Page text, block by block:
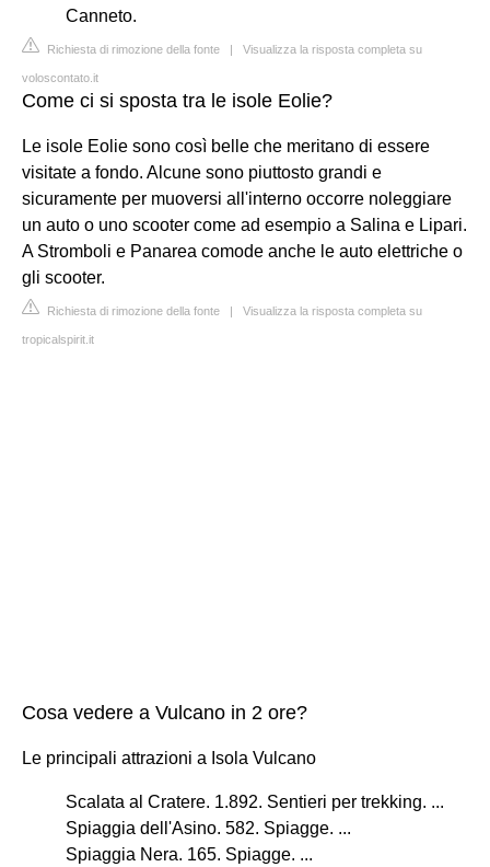
Canneto.
Richiesta di rimozione della fonte | Visualizza la risposta completa su
voloscontato.it
Come ci si sposta tra le isole Eolie?
Le isole Eolie sono così belle che meritano di essere
visitate a fondo. Alcune sono piuttosto grandi e
sicuramente per muoversi all'interno occorre noleggiare
un auto o uno scooter come ad esempio a Salina e Lipari.
A Stromboli e Panarea comode anche le auto elettriche o
gli scooter.
Richiesta di rimozione della fonte | Visualizza la risposta completa su
tropicalspirit.it
Cosa vedere a Vulcano in 2 ore?
Le principali attrazioni a Isola Vulcano
Scalata al Cratere. 1.892. Sentieri per trekking. ...
Spiaggia dell'Asino. 582. Spiagge. ...
Spiaggia Nera. 165. Spiagge. ...